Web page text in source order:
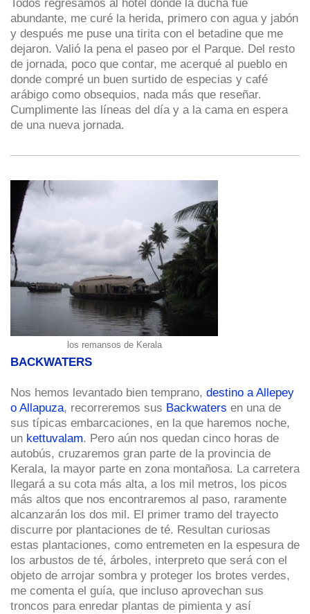
Todos regresamos al hotel donde la ducha fue
abundante, me curé la herida, primero con agua y jabón
y después me puse una tirita con el betadine que me
dejaron. Valió la pena el paseo por el Parque. Del resto
de jornada, poco que contar, me acerqué al pueblo en
donde compré un buen surtido de especias y café
arábigo como obsequios, nada más que reseñar.
Cumplimente las líneas del día y a la cama en espera
de una nueva jornada.
los remansos de Kerala
BACKWATERS
Nos hemos levantado bien temprano, destino a Allepey
o Allapuza, recorreremos sus Backwaters en una de
sus típicas embarcaciones, en la que haremos noche,
un kettuvalam. Pero aún nos quedan cinco horas de
autobús, cruzaremos gran parte de la provincia de
Kerala, la mayor parte en zona montañosa. La carretera
llegará a su cota más alta, a los mil metros, los picos
más altos que nos encontraremos al paso, raramente
alcanzarán los dos mil. El primer tramo del trayecto
discurre por plantaciones de té. Resultan curiosas
estas plantaciones, como entremeten en la espesura de
los arbustos de té, árboles, interpreto que será con el
objeto de arrojar sombra y proteger los brotes verdes,
me comenta el guía, que incluso aprovechan sus
troncos para enredar plantas de pimienta y así